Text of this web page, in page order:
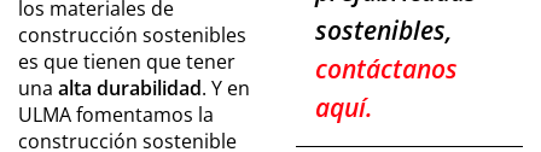
sostenibles,
contáctanos
aquí.
los materiales de
construcción sostenibles
es que tienen que tener
una alta durabilidad. Y en
ULMA fomentamos la
construcción sostenible